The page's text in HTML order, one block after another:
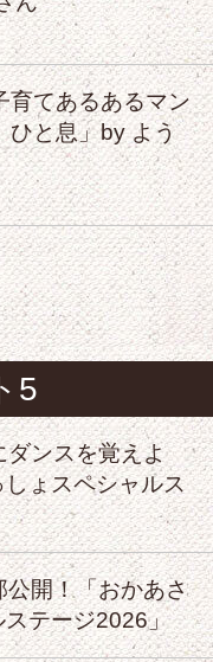
てあるあるマン
ひと息」by よう
5
ダンスを覚えよ
ょスペシャルス
公開！「おかあさ
テージ2026」